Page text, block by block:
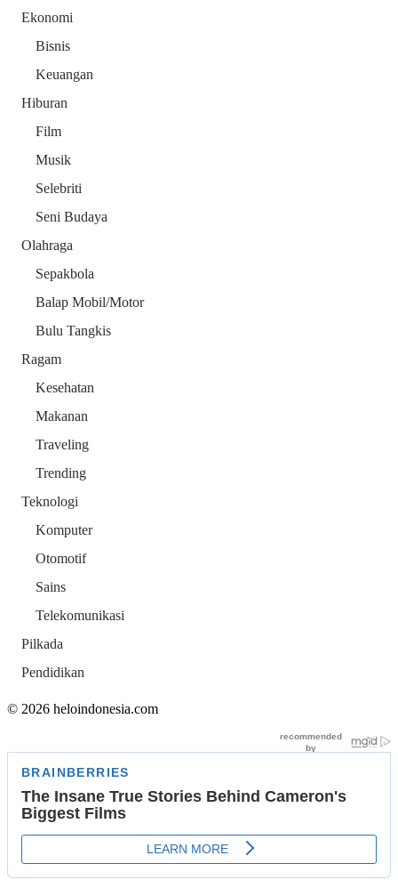
Ekonomi
Bisnis
Keuangan
Hiburan
Film
Musik
Selebriti
Seni Budaya
Olahraga
Sepakbola
Balap Mobil/Motor
Bulu Tangkis
Ragam
Kesehatan
Makanan
Traveling
Trending
Teknologi
Komputer
Otomotif
Sains
Telekomunikasi
Pilkada
Pendidikan
© 2026 heloindonesia.com